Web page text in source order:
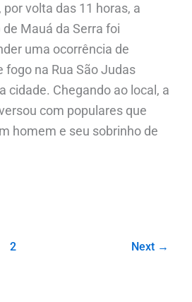
volta das 11 horas, a
Mauá da Serra foi
uma ocorrência de
fogo na Rua São Judas
cidade. Chegando ao local, a
com populares que
homem e seu sobrinho de
2 Next →